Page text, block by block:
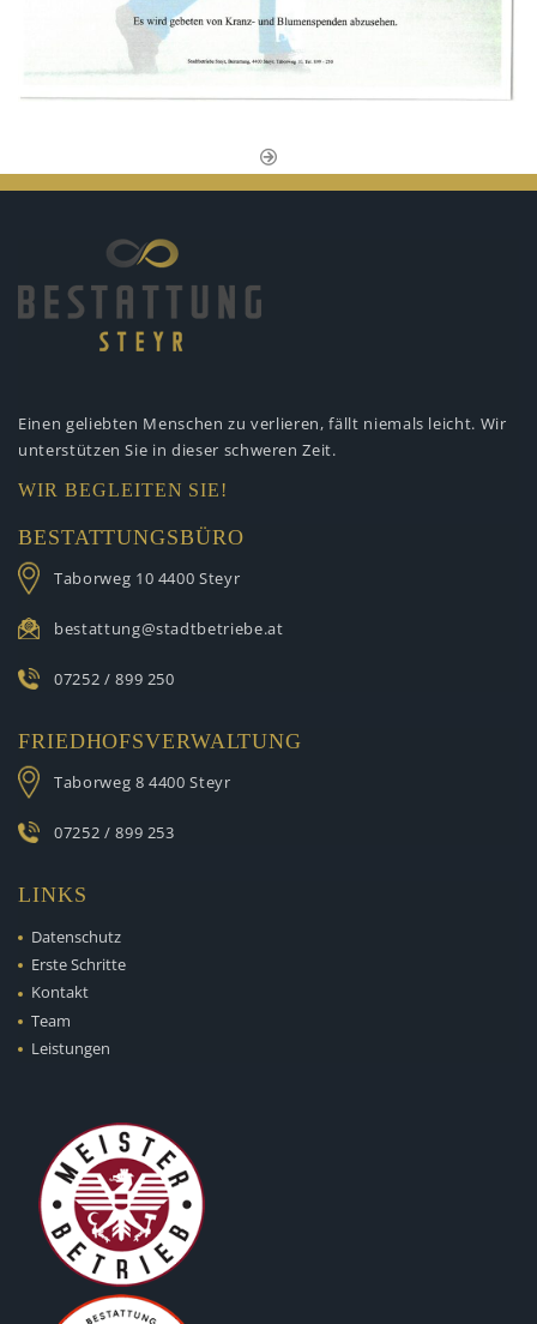
Einen geliebten Menschen zu verlieren, fällt niemals leicht. Wir
unterstützen Sie in dieser schweren Zeit.
WIR BEGLEITEN SIE!
BESTATTUNGSBÜRO
Taborweg 10 4400 Steyr
bestattung@stadtbetriebe.at
07252 / 899 250
FRIEDHOFSVERWALTUNG
Taborweg 8 4400 Steyr
07252 / 899 253
LINKS
Datenschutz
Erste Schritte
Kontakt
Team
Leistungen